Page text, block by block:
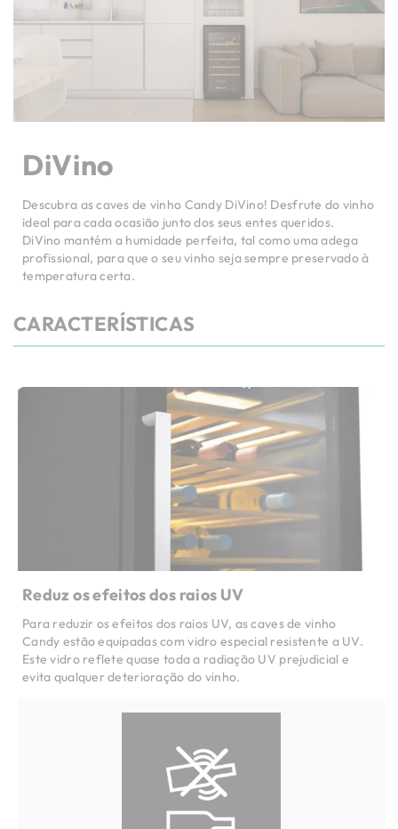
DiVino
Descubra as caves de vinho Candy DiVino! Desfrute do vinho
ideal para cada ocasião junto dos seus entes queridos.
DiVino mantém a humidade perfeita, tal como uma adega
profissional, para que o seu vinho seja sempre preservado à
temperatura certa.
CARACTERÍSTICAS
Reduz os efeitos dos raios UV
Para reduzir os efeitos dos raios UV, as caves de vinho
Candy estão equipadas com vidro especial resistente a UV.
Este vidro reflete quase toda a radiação UV prejudicial e
evita qualquer deterioração do vinho.